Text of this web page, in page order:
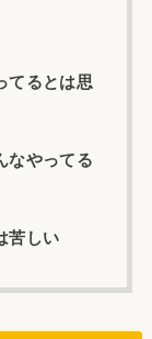
てるとは思
なやってる
苦しい